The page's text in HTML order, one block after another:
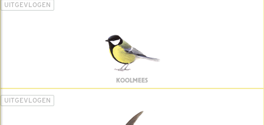
UITGEVLOGEN
KOOLMEES
UITGEVLOGEN